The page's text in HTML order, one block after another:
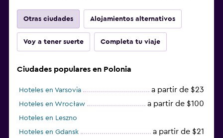
Otras ciudades Alojamientos alternativos
Voy a tener suerte Completa tu viaje
Ciudades populares en Polonia
Hoteles en Varsovia a partir de $23
Hoteles en Wrocław a partir de $100
Hoteles en Leszno
Hoteles en Gdansk
a partir de $21